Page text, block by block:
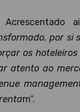
Acrescentado
por si
os
atento ao
m”.